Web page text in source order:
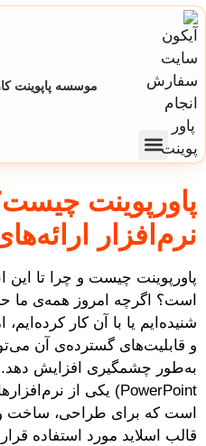
موسسه پاپوینت
پاورپوینت
نرم‌افزار
پاورپوینت چیست و چرا تا این
است؟ اگرچه امروز همه‌ی ما
شنیده‌ایم یا با آن کار
و قابلیت‌های گسترده‌ی آن
است که برای طراحی، ساخت و
قالب اسلاید مورد استفاده